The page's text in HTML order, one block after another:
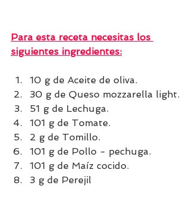
Para esta receta necesitas los
siguientes ingredientes:
10 g de Aceite de oliva.
30 g de Queso mozzarella light.
51 g de Lechuga.
101 g de Tomate.
2 g de Tomillo.
101 g de Pollo - pechuga.
101 g de Maíz cocido.
3 g de Perejil